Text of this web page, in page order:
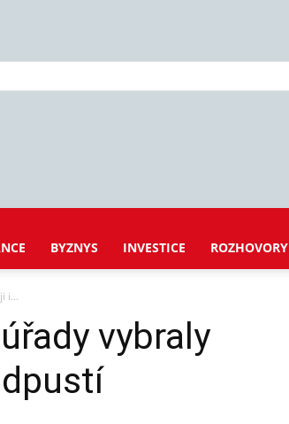
BYZNYS INVESTICE ROZHOVORY
i...
vybraly